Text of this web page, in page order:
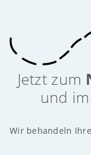
Jetzt zum
und
Wir behandeln